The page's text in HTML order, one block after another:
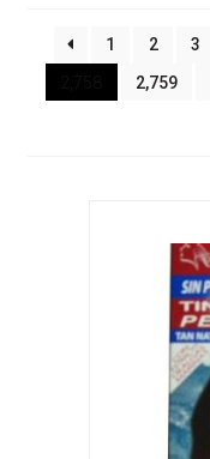
Pago
Contacto
1
2 3
2,758
2,759